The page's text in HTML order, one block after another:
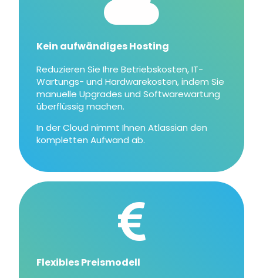
Kein aufwändiges Hosting
Reduzieren Sie Ihre Betriebskosten, IT-
Wartungs- und Hardwarekosten, indem Sie
manuelle Upgrades und Softwarewartung
überflüssig machen.
In der Cloud nimmt Ihnen Atlassian den
kompletten Aufwand ab.
Flexibles Preismodell